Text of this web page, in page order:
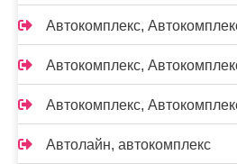
Автокомплекс,
Автокомплекс,
Автокомплекс,
Автолайн, автокомплекс